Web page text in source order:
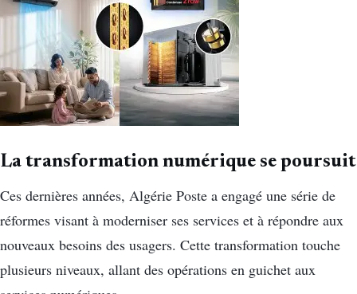
La transformation numérique se poursuit
Ces dernières années, Algérie Poste a engagé une série de
réformes visant à moderniser ses services et à répondre aux
nouveaux besoins des usagers. Cette transformation touche
plusieurs niveaux, allant des opérations en guichet aux